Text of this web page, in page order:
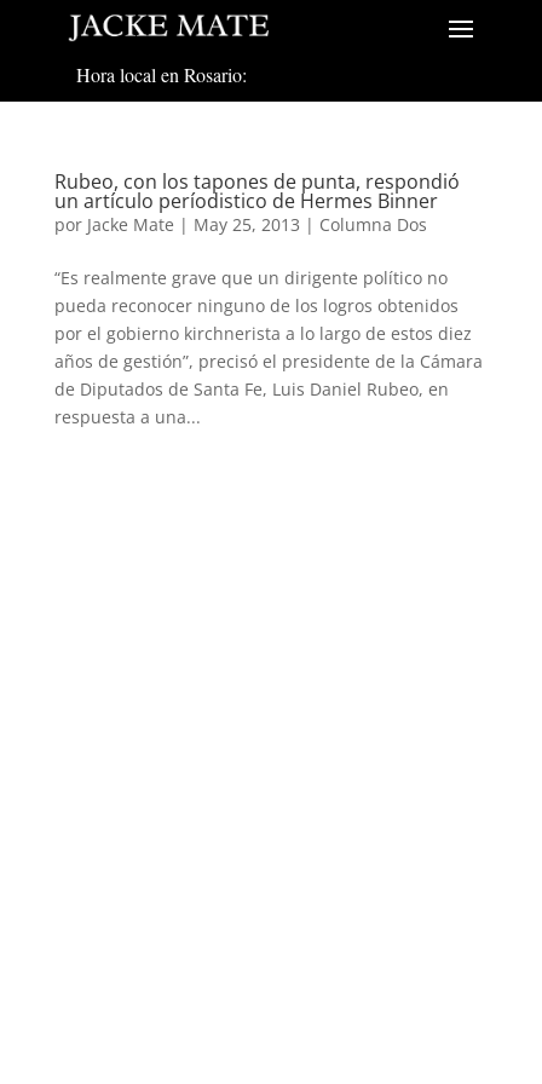
Hora local en Rosario:
Rubeo, con los tapones de punta, respondió
un artículo períodistico de Hermes Binner
por Jacke Mate | May 25, 2013 | Columna Dos
“Es realmente grave que un dirigente político no
pueda reconocer ninguno de los logros obtenidos
por el gobierno kirchnerista a lo largo de estos diez
años de gestión”, precisó el presidente de la Cámara
de Diputados de Santa Fe, Luis Daniel Rubeo, en
respuesta a una...